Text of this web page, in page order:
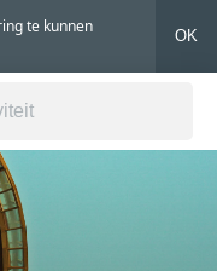
te kunnen
OK